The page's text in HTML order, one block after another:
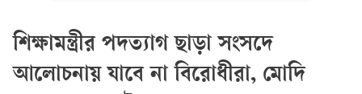
শিক্ষামন্ত্রীর পদত্যাগ ছাড়া সংসদে
আলোচনায় যাবে না বিরোধীরা, মোদি